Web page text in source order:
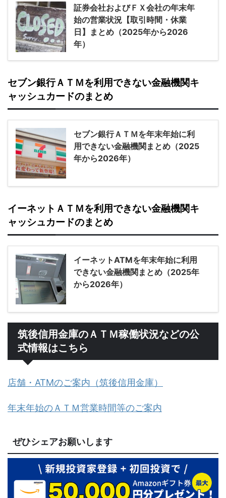
証券会社およびＦＸ会社の年末年
始の営業状況【取引時間・休業
日】まとめ（2025年から2026
年）
セブン銀行ＡＴＭを利用できない金融機関キ
ャッシュカードのまとめ
セブン銀行ＡＴＭを年末年始に利
用できない金融機関まとめ（2025
年から2026年）
イーネットＡＴＭを利用できない金融機関キ
ャッシュカードのまとめ
イーネットATMを年末年始に利用
できない金融機関まとめ（2025年
から2026年）
筑後信用金庫のＡＴＭ稼働状況などの公
式情報はこちら
店舗・ATMのご案内（筑後信用金庫）
年末年始のＡＴＭ営業時間等のご案内
ぜひシェアお願いします